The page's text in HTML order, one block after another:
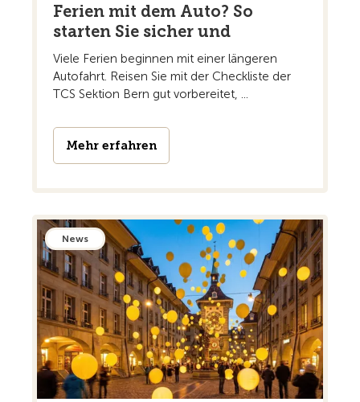
Ferien mit dem Auto? So
starten Sie sicher und
Viele Ferien beginnen mit einer längeren
Autofahrt. Reisen Sie mit der Checkliste der
TCS Sektion Bern gut vorbereitet, ...
Mehr erfahren
News